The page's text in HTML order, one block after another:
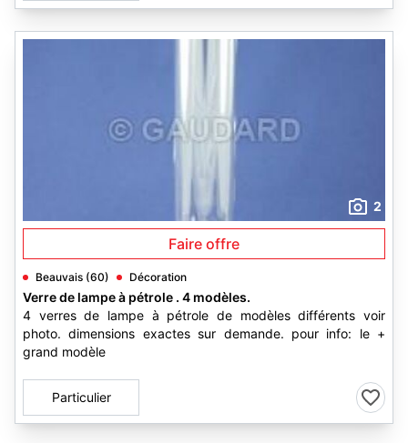
2
Faire offre
Beauvais (60) Décoration
Verre de lampe à pétrole . 4 modèles.
4 verres de lampe à pétrole de modèles différents voir
photo. dimensions exactes sur demande. pour info: le +
grand modèle
Particulier